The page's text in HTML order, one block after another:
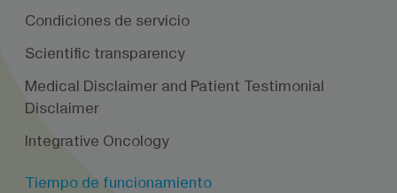
Tiempo de funcionamiento
Condiciones de servicio
Scientific transparency
Medical Disclaimer and Patient Testimonial
Disclaimer
Integrative Oncology